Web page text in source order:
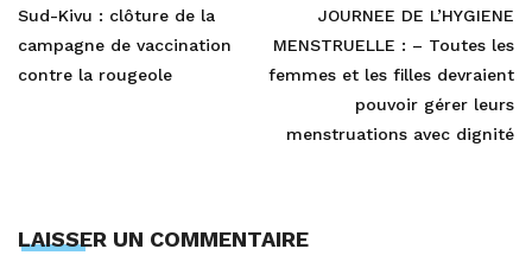
Sud-Kivu : clôture de la
campagne de vaccination
contre la rougeole
JOURNEE DE L’HYGIENE
MENSTRUELLE : – Toutes les
femmes et les filles devraient
pouvoir gérer leurs
menstruations avec dignité
LAISSER UN COMMENTAIRE